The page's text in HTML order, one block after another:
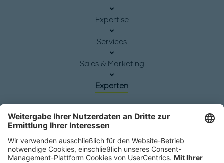
Expertise
Services
Sales & Marketing
Experten
Hauptsitz
Roland Berger GmbH